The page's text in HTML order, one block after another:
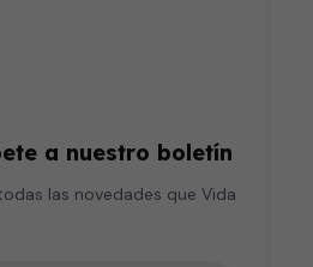
a nuestro boletín
las novedades que Vida